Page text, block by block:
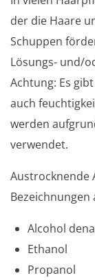
der die Haare
Schuppen
Lösungs- und/
Achtung: Es
auch
werden
verwendet.
Austrocknende
Alcohol
Ethanol
Propanol